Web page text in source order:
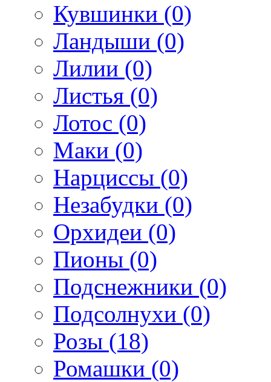
Кувшинки (0)
Ландыши (0)
Лилии (0)
Листья (0)
Лотос (0)
Маки (0)
Нарциссы (0)
Незабудки (0)
Орхидеи (0)
Пионы (0)
Подснежники (0)
Подсолнухи (0)
Розы (18)
Ромашки (0)